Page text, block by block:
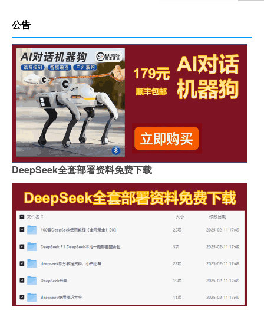
公告
DeepSeek全套部署资料免费下载